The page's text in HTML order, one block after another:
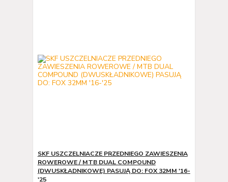
SKF USZCZELNIACZE PRZEDNIEGO ZAWIESZENIA
ROWEROWE / MTB DUAL COMPOUND
(DWUSKŁADNIKOWE) PASUJĄ DO: FOX 32MM '16-
'25